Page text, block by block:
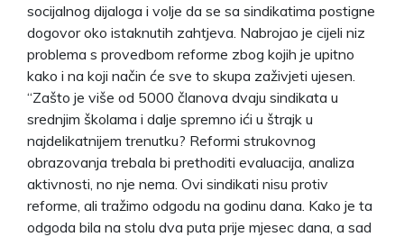
socijalnog dijaloga i volje da se sa sindikatima postigne
dogovor oko istaknutih zahtjeva. Nabrojao je cijeli niz
problema s provedbom reforme zbog kojih je upitno
kako i na koji način će sve to skupa zaživjeti ujesen.
“Zašto je više od 5000 članova dvaju sindikata u
srednjim školama i dalje spremno ići u štrajk u
najdelikatnijem trenutku? Reformi strukovnog
obrazovanja trebala bi prethoditi evaluacija, analiza
aktivnosti, no nje nema. Ovi sindikati nisu protiv
reforme, ali tražimo odgodu na godinu dana. Kako je ta
odgoda bila na stolu dva puta prije mjesec dana, a sad